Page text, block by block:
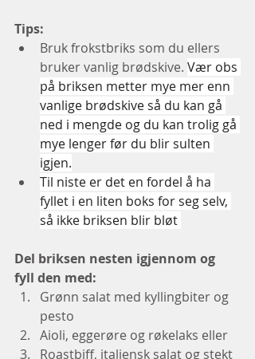
Tips:
Bruk frokstbriks som du ellers
bruker vanlig brødskive. Vær obs
på briksen metter mye mer enn
vanlige brødskive så du kan gå
ned i mengde og du kan trolig gå
mye lenger før du blir sulten
igjen.
Til niste er det en fordel å ha
fyllet i en liten boks for seg selv,
så ikke briksen blir bløt
Del briksen nesten igjennom og
fyll den med:
Grønn salat med kyllingbiter og
pesto
Aioli, eggerøre og røkelaks eller
Roastbiff, italiensk salat og stekt